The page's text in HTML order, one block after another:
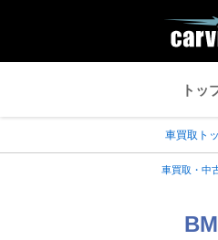
トッ
車買取ト
車買取・中